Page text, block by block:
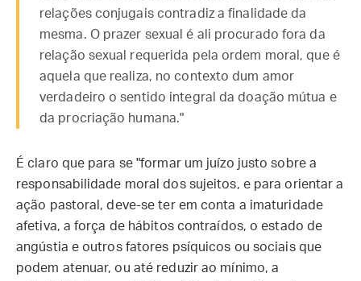
relações conjugais contradiz a finalidade da
mesma. O prazer sexual é ali procurado fora da
relação sexual requerida pela ordem moral, que é
aquela que realiza, no contexto dum amor
verdadeiro o sentido integral da doação mútua e
da procriação humana."
É claro que para se "formar um juízo justo sobre a
responsabilidade moral dos sujeitos, e para orientar a
ação pastoral, deve-se ter em conta a imaturidade
afetiva, a força de hábitos contraídos, o estado de
angústia e outros fatores psíquicos ou sociais que
podem atenuar, ou até reduzir ao mínimo, a